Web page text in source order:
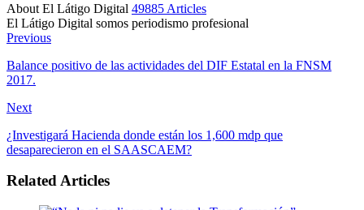
About El Látigo Digital 49885 Articles
El Látigo Digital somos periodismo profesional
Website
Facebook
Previous
Balance positivo de las actividades del DIF Estatal en la FNSM
2017.
Next
¿Investigará Hacienda donde están los 1,600 mdp que
desaparecieron en el SAASCAEM?
Related Articles